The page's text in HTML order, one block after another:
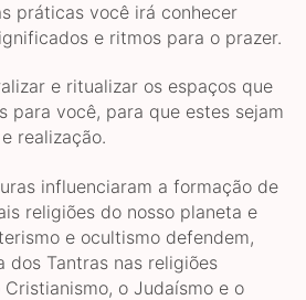
práticas você irá conhecer
e ritmos para o prazer.
e ritualizar os espaços que
para você, para que estes sejam
realização.
influenciaram a formação de
religiões do nosso planeta e
e ocultismo defendem,
dos Tantras nas religiões
o Judaísmo e o